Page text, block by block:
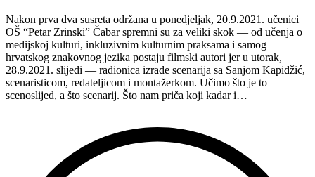
u
Čabru”
Nakon prva dva susreta održana u ponedjeljak, 20.9.2021. učenici
OŠ “Petar Zrinski” Čabar spremni su za veliki skok — od učenja o
medijskoj kulturi, inkluzivnim kulturnim praksama i samog
hrvatskog znakovnog jezika postaju filmski autori jer u utorak,
28.9.2021. slijedi — radionica izrade scenarija sa Sanjom Kapidžić,
scenaristicom, redateljicom i montažerkom. Učimo što je to
scenoslijed, a što scenarij. Što nam priča koji kadar i…